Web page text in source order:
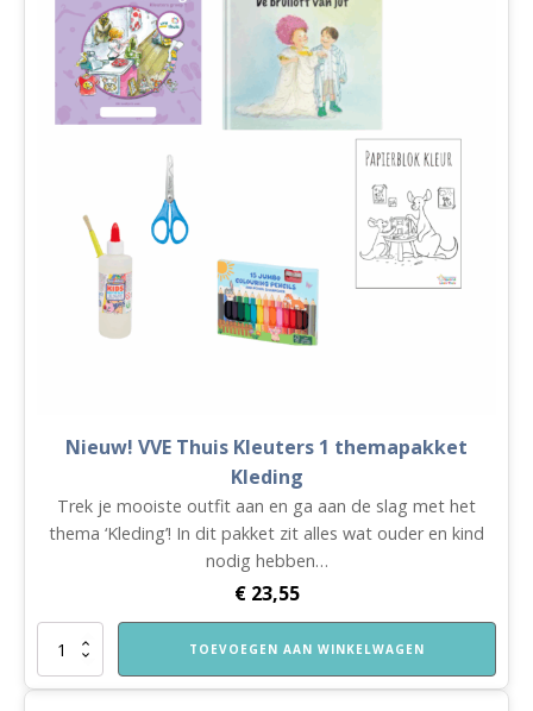
Nieuw! VVE Thuis Kleuters 1 themapakket
Kleding
Trek je mooiste outfit aan en ga aan de slag met het
thema ‘Kleding’! In dit pakket zit alles wat ouder en kind
nodig hebben…
€23,55
Nieuw!
Thuis
TOEVOEGEN AAN WINKELWAGEN